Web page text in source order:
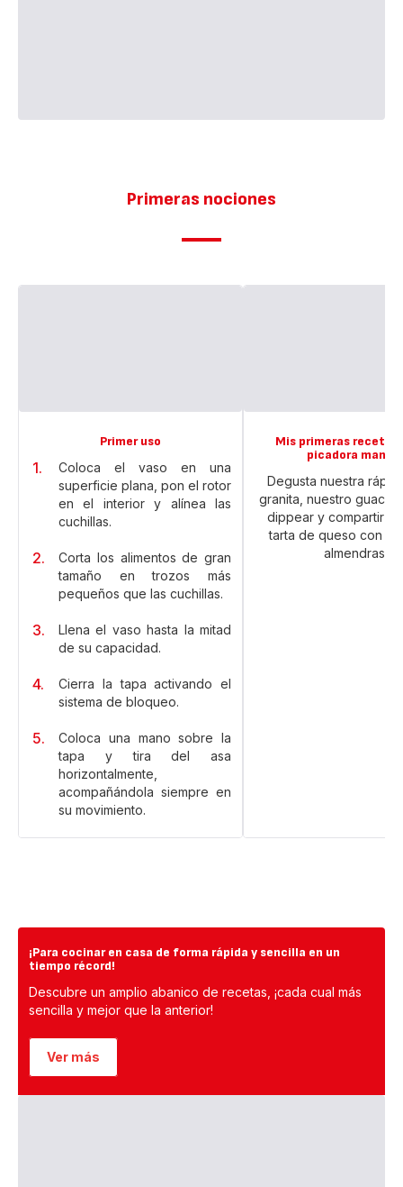
Primeras nociones
Primer uso
Coloca el vaso en una
superficie plana, pon el rotor
en el interior y alínea las
cuchillas.
Corta los alimentos de gran
tamaño en trozos más
pequeños que las cuchillas.
Llena el vaso hasta la mitad
de su capacidad.
Cierra la tapa activando el
sistema de bloqueo.
Coloca una mano sobre la
tapa y tira del asa
horizontalmente,
acompañándola siempre en
su movimiento.
Mis primeras recetas
picadora manual
Degusta nuestra
granita, nuestro
dippear y compartir o
tarta de queso con
almendras.
¡Para cocinar en casa de forma rápida y sencilla en un
tiempo récord!
Descubre un amplio abanico de recetas, ¡cada cual más
sencilla y mejor que la anterior!
Ver más